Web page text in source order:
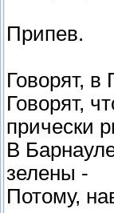
Припев.
Говорят,
Говорят,
прически
В
зелены -
Потому,